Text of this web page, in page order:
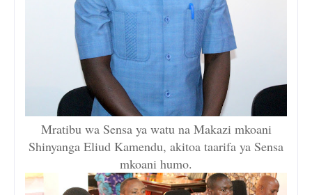
Mratibu wa Sensa ya watu na Makazi mkoani
Shinyanga Eliud Kamendu, akitoa taarifa ya Sensa
mkoani humo.